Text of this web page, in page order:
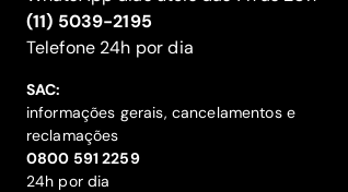
(11) 5039-2195
‍Telefone 24h por dia
SAC:
informações gerais, cancelamentos e
reclamações
‍0800 591 2259
24h por dia